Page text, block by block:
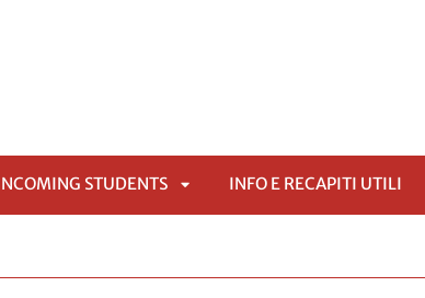
STUDENTS INFO E RECAPITI UTILI